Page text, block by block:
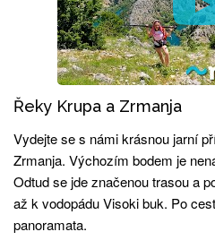
Řeky Krupa a Zrmanja
Vydejte se s námi krásnou jarní
Zrmanja. Výchozím bodem je
Odtud se jde značenou trasou a
až k vodopádu Visoki buk. Po
panoramata.